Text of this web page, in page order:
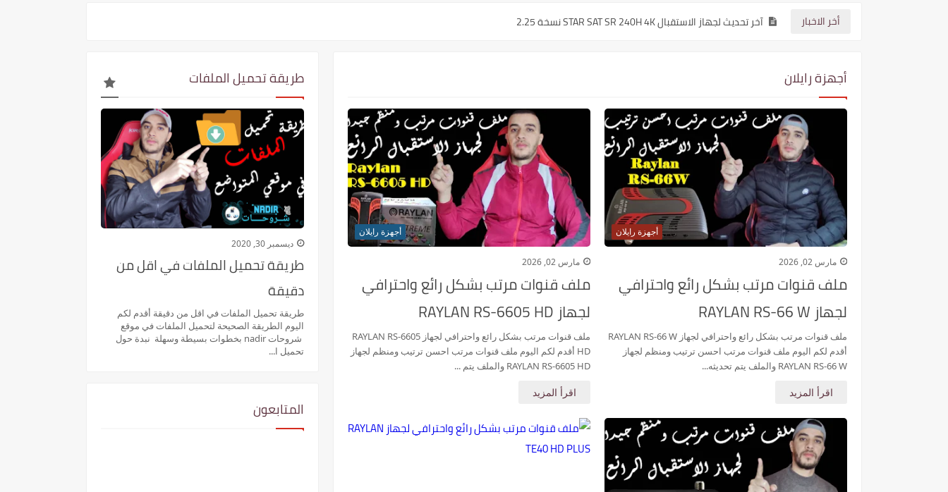
أخر الاخبار
آخر تحديث لجهاز الاستقبال STAR SAT SR 240H 4K نسخة 2.25
أجهزة رايلان
أجهزة رايلان
مارس 02, 2026
ملف قنوات مرتب بشكل رائع واحترافي
لجهاز RAYLAN RS-66 W
ملف قنوات مرتب بشكل رائع واحترافي لجهاز RAYLAN RS-66 W
أقدم لكم اليوم ملف قنوات مرتب احسن ترتيب ومنظم لجهاز
RAYLAN RS-66 W والملف يتم تحديثه...
اقرأ المزيد
أجهزة رايلان
مارس 02, 2026
ملف قنوات مرتب بشكل رائع واحترافي
لجهاز RAYLAN RS-6605 HD
ملف قنوات مرتب بشكل رائع واحترافي لجهاز RAYLAN RS-6605
HD أقدم لكم اليوم ملف قنوات مرتب احسن ترتيب ومنظم لجهاز
RAYLAN RS-6605 HD والملف يتم ...
اقرأ المزيد
طريقة تحميل الملفات
ديسمبر 30, 2020
طريقة تحميل الملفات في اقل من
دقيقة
طريقة تحميل الملفات في اقل من دقيقة أقدم لكم
اليوم الطريقة الصحيحة لتحميل الملفات في موقع
شروحات nadir بخطوات بسيطة وسهلة نبدة حول
تحميل ا...
المتابعون